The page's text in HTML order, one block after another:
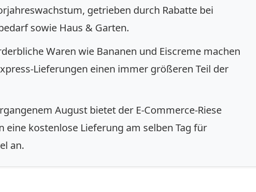
getrieben durch Rabatte bei
sowie Haus & Garten.
Waren wie Bananen und Eiscreme machen
Lieferungen einen immer größeren Teil der
August bietet der E-Commerce-Riese
eine kostenlose Lieferung am selben Tag für
an.